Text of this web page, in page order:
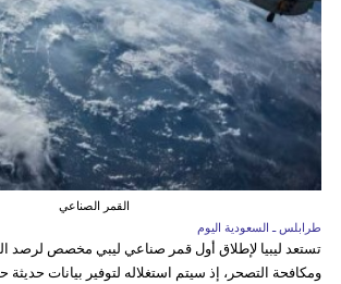
القمر الصناعي
طرابلس ـ السعودية اليوم
تستعد ليبيا لإطلاق أول قمر صناعي ليبي مخصص لرصد
ومكافحة التصحر، إذ سيتم استغلاله لتوفير بيانات حديثة